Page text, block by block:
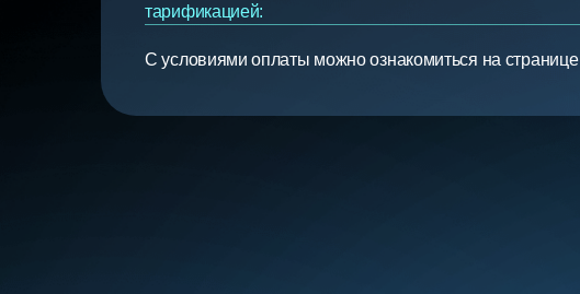
тарификацией:
С условиями оплаты можно ознакомиться на странице